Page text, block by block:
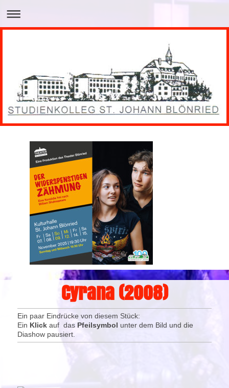
Cyrana (2008)
Ein paar Eindrücke von diesem Stück:
Ein Klick auf das Pfeilsymbol unter dem Bild und die
Diashow pausiert.